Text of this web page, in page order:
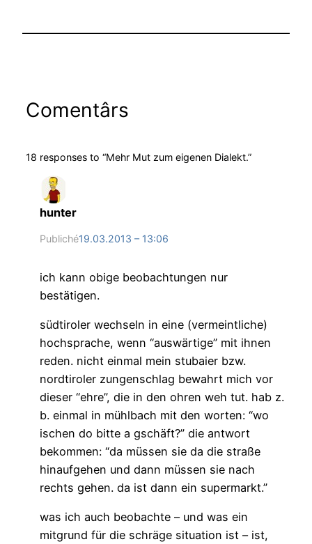
Comentârs
18 responses to “Mehr Mut zum eigenen Dialekt.”
hunter
Publiché19.03.2013 – 13:06
ich kann obige beobachtungen nur
bestätigen.
südtiroler wechseln in eine (vermeintliche)
hochsprache, wenn “auswärtige” mit ihnen
reden. nicht einmal mein stubaier bzw.
nordtiroler zungenschlag bewahrt mich vor
dieser “ehre”, die in den ohren weh tut. hab z.
b. einmal in mühlbach mit den worten: “wo
ischen do bitte a gschäft?” die antwort
bekommen: “da müssen sie da die straße
hinaufgehen und dann müssen sie nach
rechts gehen. da ist dann ein supermarkt.”
was ich auch beobachte – und was ein
mitgrund für die schräge situation ist – ist,